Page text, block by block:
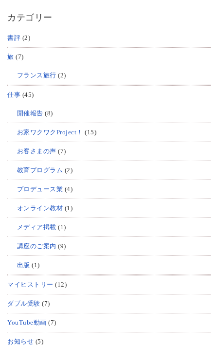
カテゴリー
書評 (2)
旅 (7)
フランス旅行 (2)
仕事 (45)
開催報告 (8)
お家ワクワクProject！ (15)
お客さまの声 (7)
教育プログラム (2)
プロデュース業 (4)
オンライン教材 (1)
メディア掲載 (1)
講座のご案内 (9)
出版 (1)
マイヒストリー (12)
ダブル受験 (7)
YouTube動画 (7)
お知らせ (5)